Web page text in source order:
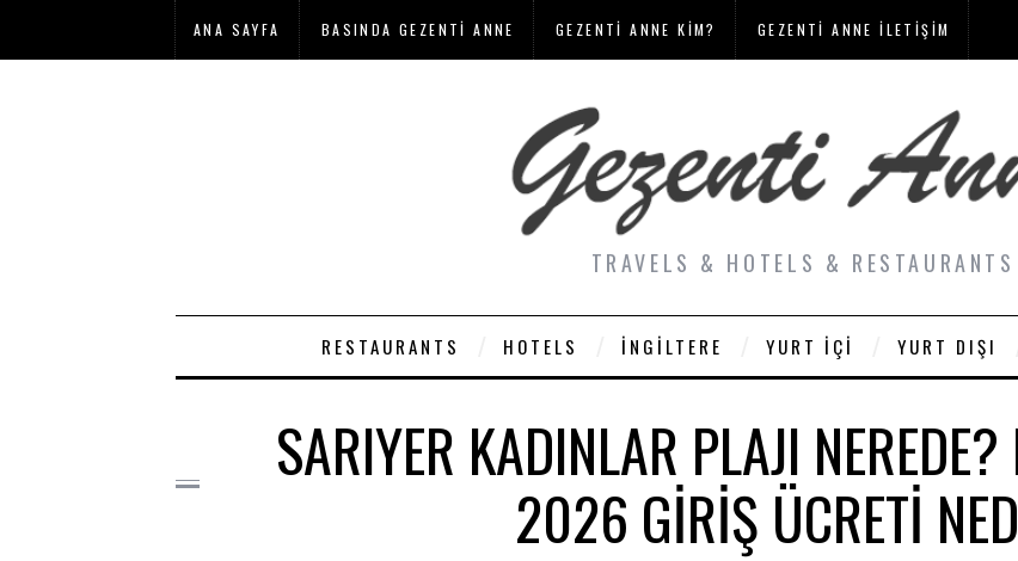
ANA SAYFA BASINDA GEZENTI ANNE GEZENTI ANNE KIM? GEZENTI ANNE İLETIŞIM
TRAVELS & HOTELS & RESTAURANTS
RESTAURANTS HOTELS İNGILTERE YURT İÇI YURT DIŞI
SARIYER KADINLAR PLAJI
2026 GIRIŞ ÜCRETI